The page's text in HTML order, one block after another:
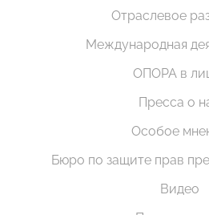
Отраслевое
Международная
ОПОРА в
Пресса о
Особое
Бюро по защите прав
Видео